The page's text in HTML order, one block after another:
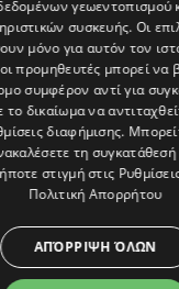
07 ΑΥΓΟΥΣΤΟΥ 26 -
Μαρία Καραμάνου
γεωεντοπισμού
συσκευής. Οι
μόνο για αυτόν τον
προμηθευτές μπορεί να
συμφέρον αντί για
το δικαίωμα να
διαφήμισης.
τη
στιγμή στις
Πολιτική Απορρήτου
ΑΠΌΡΡΙΨΗ ΌΛΩΝ